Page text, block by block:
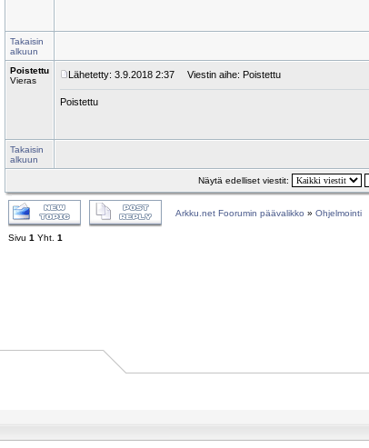
Takaisin
alkuun
Poistettu
Vieras
Lähetetty: 3.9.2018 2:37 Viestin aihe: Poistettu
Poistettu
Takaisin
alkuun
Näytä edelliset viestit:
Arkku.net Foorumin päävalikko » Ohjelmointi
Sivu 1 Yht. 1